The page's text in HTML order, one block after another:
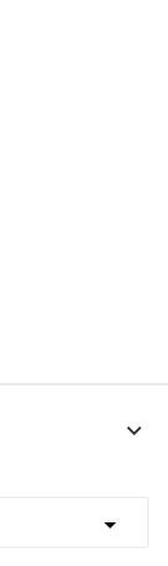
keyboard_arrow_down